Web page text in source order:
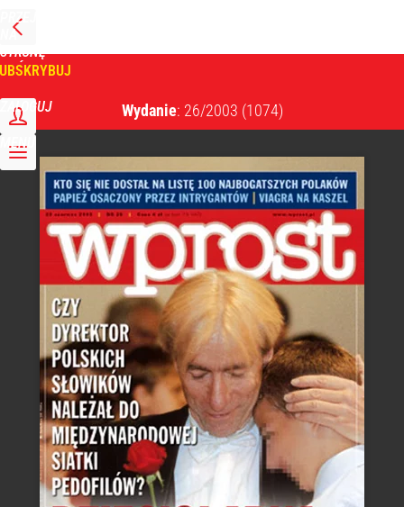
PRZEJDŹ
NA
STRONĘ
GŁÓWNĄ
ZALOGUJ
MENU
Wydanie: 26/2003 (1074)